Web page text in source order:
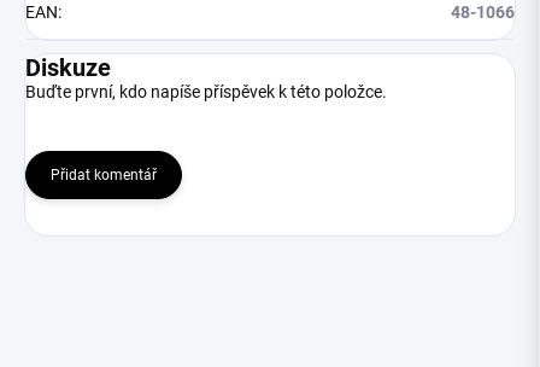
EAN: 48-1066
Diskuze
Buďte první, kdo napíše příspěvek k této položce.
Přidat komentář